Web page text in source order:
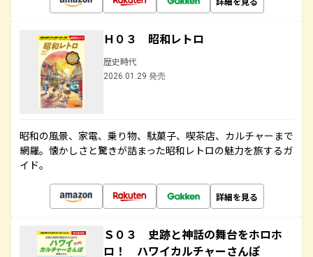
Ｈ０３ 昭和レトロ
歴史時代
2026.01.29 発売
昭和の風景、家電、乗り物、駄菓子、喫茶店、カルチャーまで
網羅。懐かしさと驚きが詰まった昭和レトロの魅力を旅するガ
イド。
詳細を見る
Ｓ０３ 史跡と神話の舞台をホロホ
ロ！ ハワイカルチャーさんぽ